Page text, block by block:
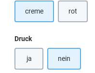
creme rot(Diese
Druckauswählen
ja nein